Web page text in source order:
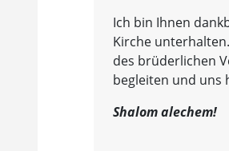
Ich bin Ihnen
Kirche
des brüderlichen
begleiten und uns
Shalom alechem!